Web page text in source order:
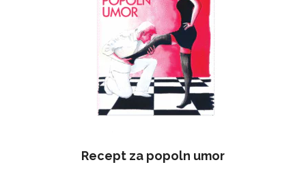
Recept za popoln umor